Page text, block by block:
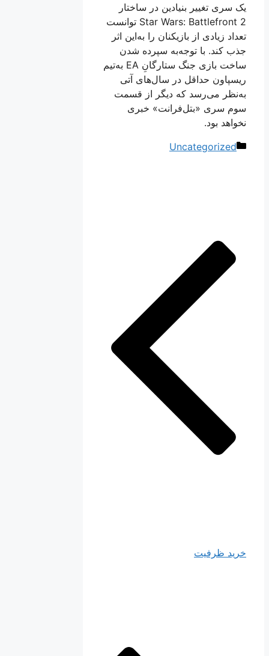
یک سری تغییر بنیادین در ساختار
Star Wars: Battlefront 2 توانست
تعداد زیادی از بازیکنان را به‌این اثر
جذب کند. با توجه‌به سپرده شدن
ساخت بازی جنگ ستارگانِ EA به‌تیم
ریسپاون حداقل در سال‌های آتی
به‌نظر می‌رسد که دیگر از قسمت
سوم سری «بتل‌فرانت» خبری
نخواهد بود.
دسته‌ها
Uncategorized
خرید ظرفیت